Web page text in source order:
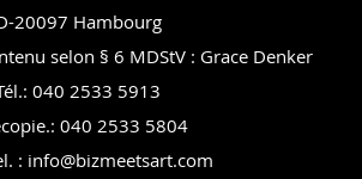
20097 Hambourg
selon § 6 MDStV : Grace Denker
040 2533 5913
040 2533 5804
: info@bizmeetsart.com